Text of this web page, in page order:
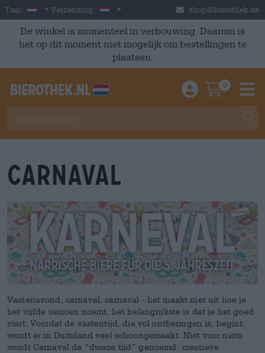
Skip to main content
Taal: Dutch
Verzending: Nederland shop@bierothek.de
De winkel is momenteel in verbouwing. Daarom is
het op dit moment niet mogelijk om bestellingen te
plaatsen.
Einloggen /
0
carnaval
Vastenavond, carnaval, carnaval - het maakt niet uit hoe je
het vijfde seizoen noemt, het belangrijkste is dat je het goed
viert. Voordat de vastentijd, die vol ontberingen is, begint,
wordt er in Duitsland veel schoongemaakt. Niet voor niets
wordt Carnaval de “dwaze tijd” genoemd: creatieve